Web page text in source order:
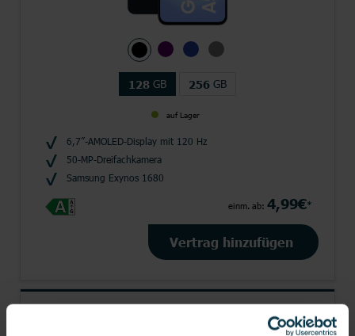
128 GB 256 GB
auf Lager
6,7”-AMOLED-Display mit 120 Hz
50-MP-Dreifachkamera
Samsung Exynos 1680
einm. ab: 4,99€*
Vertrag hinzufügen